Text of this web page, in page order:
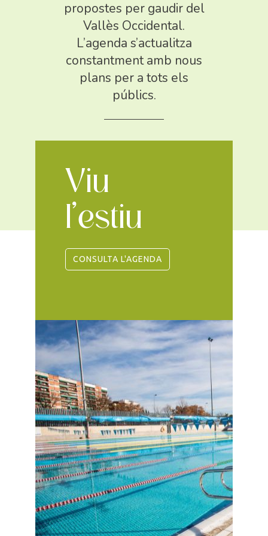
propostes per gaudir del
Vallès Occidental.
L’agenda s’actualitza
constantment amb nous
plans per a tots els
públics.
Viu
l’estiu
CONSULTA L'AGENDA